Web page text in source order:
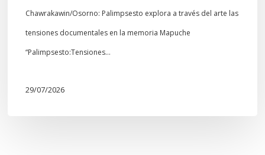
Chawrakawin/Osorno: Palimpsesto explora a través del arte las
tensiones documentales en la memoria Mapuche
“Palimpsesto:Tensiones…
29/07/2026